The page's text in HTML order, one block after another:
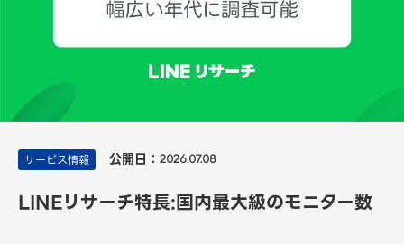
サービス情報 公開日： 2026.07.08
LINEリサーチ特長:国内最大級のモニター数